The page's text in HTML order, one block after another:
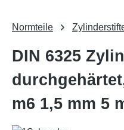
Normteile
DIN 6325
m6 1,5 mm 5